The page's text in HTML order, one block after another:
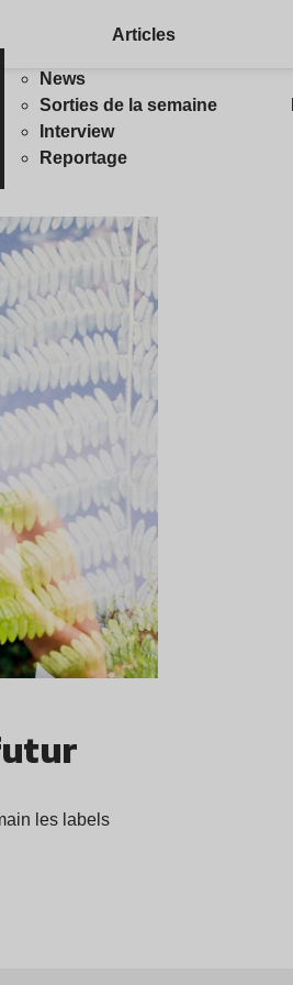
Articles
News
Sorties de la semaine
Interview
Reportage
les labels